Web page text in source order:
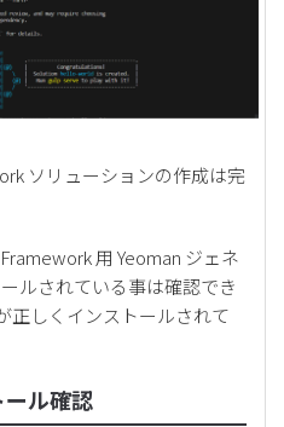
ソリューションの作成は完
用 Yeoman ジェネ
ルされている事は確認でき
正しくインストールされて
ル確認